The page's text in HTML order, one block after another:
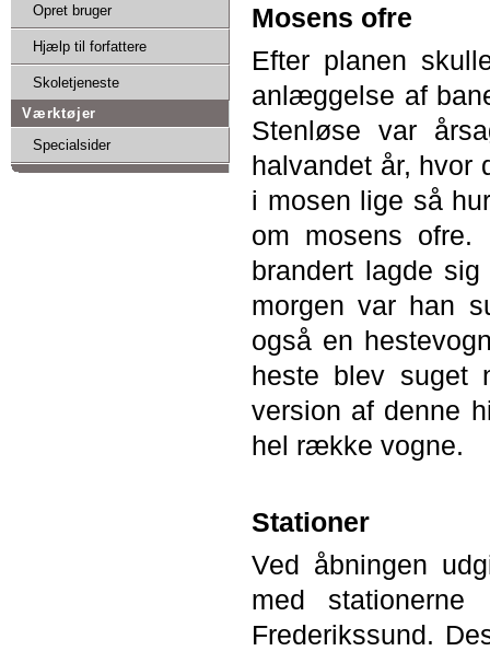
Opret bruger
Hjælp til forfattere
Skoletjeneste
Værktøjer
Specialsider
Mosens ofre
Efter planen
anlæggelse af
Stenløse var
halvandet år, hvor
i mosen lige så
om mosens
brandert lagde
morgen var han
også en
heste blev suget
version af denne
hel række vogne.
Stationer
Ved åbningen
med
Frederikssund.